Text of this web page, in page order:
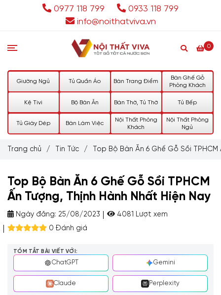
0977 118 799
0933 118 799
info@noithatviva.vn
0
Giường Ngủ Tủ Quần Áo Bàn Trang Điểm
Bàn Ghế Gỗ
Phòng Khách
Kệ Tivi Bộ Bàn Ăn Bàn Thờ, Tủ Thờ Tủ Bếp
Tủ Giày Dép Bàn Làm Việc
Nội Thất Phòng
Khách
Nội Thất Phòng
Ngủ
Trang chủ / Tin Tức / Top Bộ Bàn Ăn 6 Ghế Gỗ Sồi
Top Bộ Bàn Ăn 6 Ghế Gỗ Sồi TPHCM
Ấn Tượng, Thịnh Hành Nhất Hiện Nay
Ngày đăng: 25/08/2023
4081 Lượt xem
0 Đánh giá
TÓM TẮT BÀI VIẾT VỚI:
ChatGPT Gemini
Claude Perplexity